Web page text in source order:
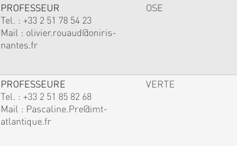
PROFESSEUR
Tel. : +33 2 51 78 54 23
Mail : olivier.rouaud@oniris-
nantes.fr
OSE
PROFESSEURE
Tel. : +33 2 51 85 82 68
Mail : Pascaline.Pre@imt-
atlantique.fr
VERTE